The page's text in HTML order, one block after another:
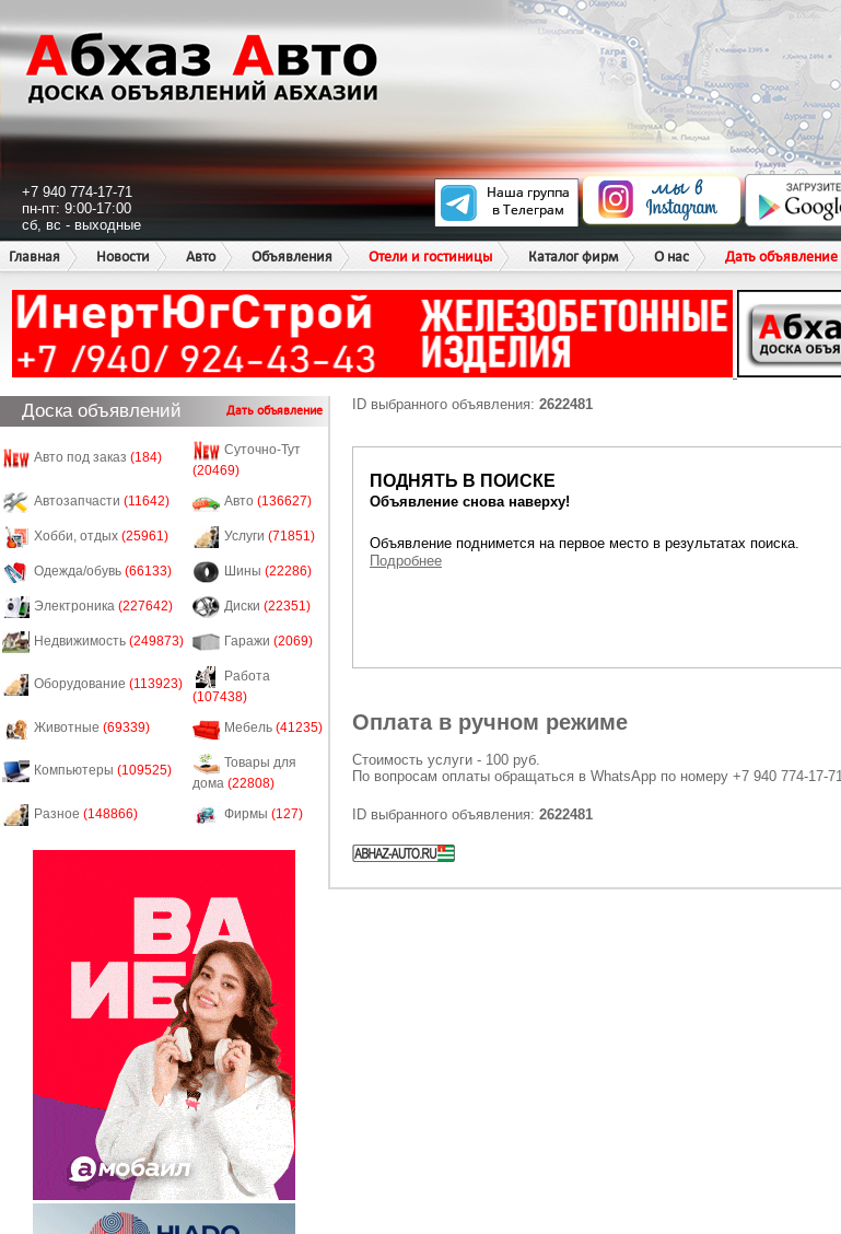
+7 940 774-17-71
пн-пт: 9:00-17:00
сб, вс - выходные
Главная
Новости Авто Объявления Отели и гостиницы Каталог фирм О нас Дать объявление
Доска объявлений Дать объявление
Авто под заказ (184)
Суточно-Тут
(20469)
Автозапчасти (11642) Авто (136627)
Хобби, отдых (25961) Услуги (71851)
Одежда/обувь (66133) Шины (22286)
Электроника (227642) Диски (22351)
Недвижимость (249873) Гаражи (2069)
Оборудование (113923)
Работа
(107438)
Животные (69339) Мебель (41235)
Компьютеры (109525)
Товары для
дома (22808)
Разное (148866) Фирмы (127)
ID выбранного объявления: 2622481
ПОДНЯТЬ В ПОИСКЕ
Объявление снова наверху!
Объявление поднимется на первое место в результатах поиска.
Подробнее
Оплата в ручном режиме
Стоимость услуги - 100 руб.
По вопросам оплаты обращаться в WhatsApp по номеру +7 940 774-17-71.
ID выбранного объявления: 2622481